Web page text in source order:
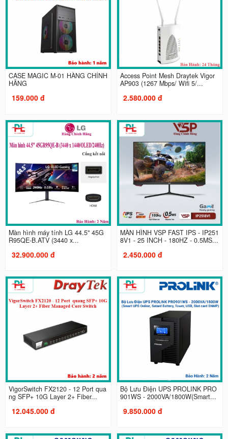
CASE MAGIC M-01 HÀNG CHÍNH
HÃNG
159.000 đ
Access Point Mesh Draytek Vigor
AP903 (1267 Mbps/ Wifi 5/...
2.580.000 đ
Màn hình máy tính LG 44.5" 45G
R95QE-B.ATV (3440 x...
32.900.000 đ
MÀN HÌNH VSP FAST IPS - IP251
8V1 - 25 INCH - 180HZ - 0.5MS...
2.450.000 đ
VigorSwitch FX2120 - 12 Port qua
ng SFP+ 10G Layer 2+ Fiber...
12.045.000 đ
Bộ Lưu Điện UPS PROLINK PRO
901WS - 2000VA/1800W(Smart...
9.850.000 đ